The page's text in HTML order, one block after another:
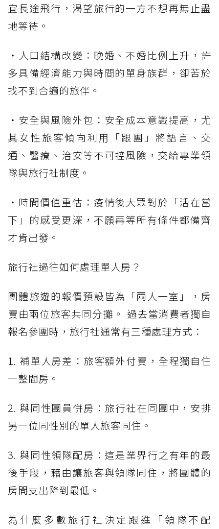
宜長途飛行，渴望旅行的一方不想再無止盡
地等待。
・人口結構改變：晚婚、不婚比例上升，許
多具備經濟能力與時間的單身族群，卻苦於
找不到合適的旅伴。
・安全與風險外包：安全成本意識提高，尤
其女性旅客傾向利用「跟團」將語言、交
通、醫療、治安等不可控風險，交給專業領
隊與旅行社制度。
・時間價值重估：疫情後大眾對於「活在當
下」的感受更深，不願再等所有條件都備齊
才肯出發。
旅行社過往如何處理單人房？
團體旅遊的報價預設皆為「兩人一室」，房
費由兩位旅客共同分攤。 過去當消費者獨自
報名參團時，旅行社通常有三種處理方式：
1. 補單人房差：旅客額外付費，全程獨自住
一整間房。
2. 與同性團員併房：旅行社在同團中，安排
另一位同性別的單人旅客同住。
3. 與同性領隊配房：這是業界行之有年的最
後手段，藉由讓旅客與領隊同住，將團體的
房間支出降到最低。
為什麼多數旅行社決定跟進「領隊不配